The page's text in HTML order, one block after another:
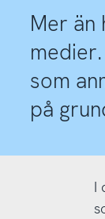
Mer än
som
på
I